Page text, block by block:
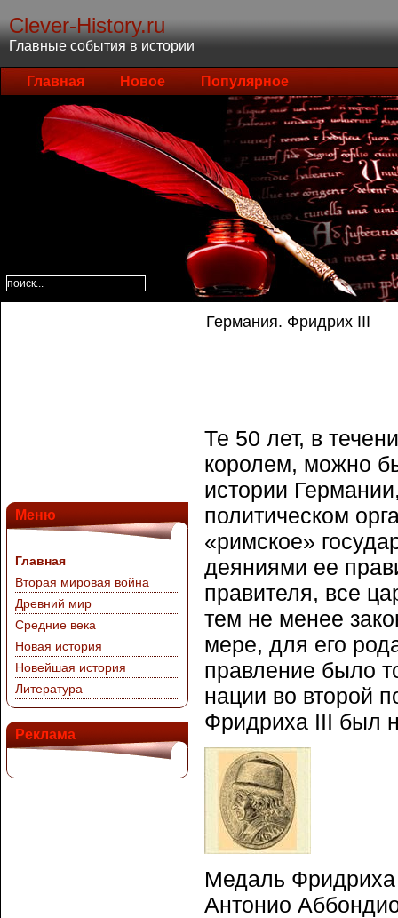
Clever-History.ru
Главные события в истории
Главная Новое Популярное
Меню
Главная
Вторая мировая война
Древний мир
Средние века
Новая история
Новейшая история
Литература
Реклама
Германия. Фридрих III
Те 50 лет, в
королем, можно
истории
политическом
«римское»
деяниями ее
правителя, все
тем не менее
мере, для его
правление было
нации во второй
Фридриха III был
Медаль Фридриха
Антонио